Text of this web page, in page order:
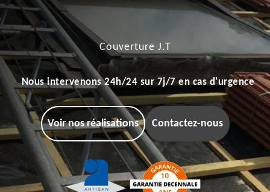
Couverture J.T
Nous intervenons 24h/24 sur 7j/7 en cas d'urgence
Voir nos réalisations Contactez-nous